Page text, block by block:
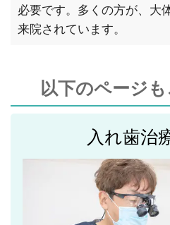
必要です。多くの方が、大
来院されています。
以下のページ
入れ歯治